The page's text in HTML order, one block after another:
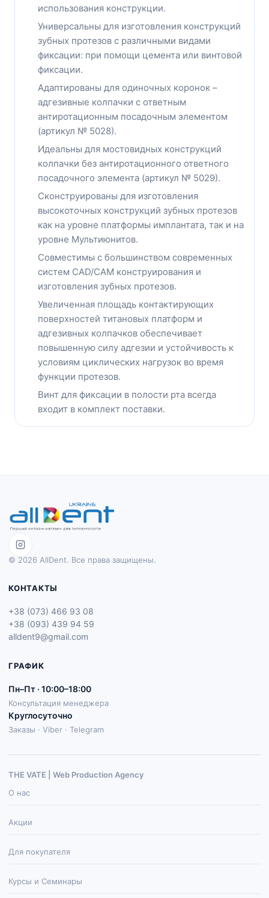
использования конструкции.
Универсальны для изготовления конструкций
зубных протезов с различными видами
фиксации: при помощи цемента или винтовой
фиксации.
Адаптированы для одиночных коронок –
адгезивные колпачки с ответным
антиротационным посадочным элементом
(артикул № 5028).
Идеальны для мостовидных конструкций
колпачки без антиротационного ответного
посадочного элемента (артикул № 5029).
Сконструированы для изготовления
высокоточных конструкций зубных протезов
как на уровне платформы имплантата, так и на
уровне Мультиюнитов.
Совместимы с большинством современных
систем CAD/CAM конструирования и
изготовления зубных протезов.
Увеличенная площадь контактирующих
поверхностей титановых платформ и
адгезивных колпачков обеспечивает
повышенную силу адгезии и устойчивость к
условиям циклических нагрузок во время
функции протезов.
Винт для фиксации в полости рта всегда
входит в комплект поставки.
© 2026 AllDent. Все права защищены.
КОНТАКТЫ
+38 (073) 466 93 08
+38 (093) 439 94 59
alldent9@gmail.com
ГРАФИК
Пн–Пт · 10:00–18:00
Консультация менеджера
Круглосуточно
Заказы · Viber · Telegram
THE VATE | Web Production Agenсy
О нас
Акции
Для покупателя
Курсы и Семинары